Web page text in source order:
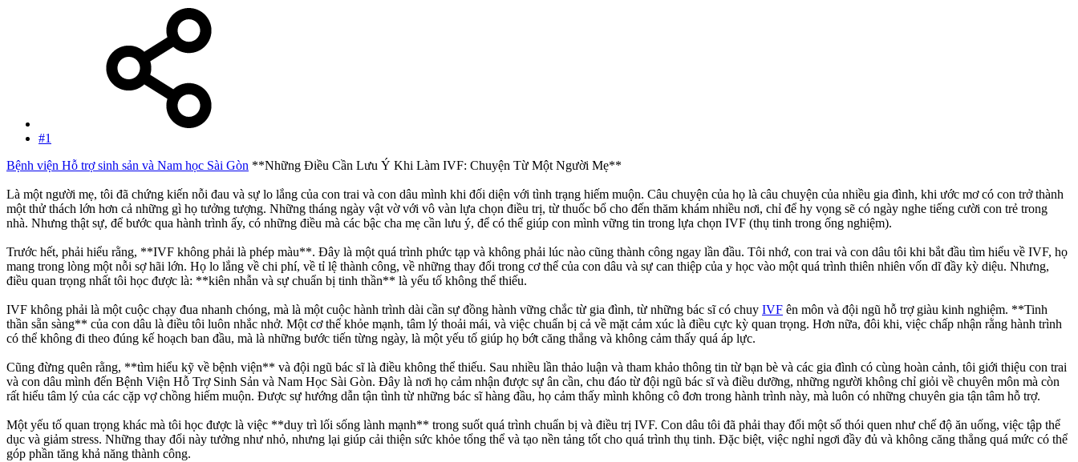
#1
Bệnh viện Hỗ trợ sinh sản và Nam học Sài Gòn **Những Điều Cần Lưu Ý Khi Làm IVF: Chuyện Từ Một Người Mẹ**
Là một người mẹ, tôi đã chứng kiến nỗi đau và sự lo lắng của con trai và con dâu mình khi đối diện với tình trạng hiếm muộn. Câu chuyện của họ là câu chuyện của nhiều gia đình, khi ước mơ có con trở thành
một thử thách lớn hơn cả những gì họ tưởng tượng. Những tháng ngày vật vờ với vô vàn lựa chọn điều trị, từ thuốc bổ cho đến thăm khám nhiều nơi, chỉ để hy vọng sẽ có ngày nghe tiếng cười con trẻ trong
nhà. Nhưng thật sự, để bước qua hành trình ấy, có những điều mà các bậc cha mẹ cần lưu ý, để có thể giúp con mình vững tin trong lựa chọn IVF (thụ tinh trong ống nghiệm).
Trước hết, phải hiểu rằng, **IVF không phải là phép màu**. Đây là một quá trình phức tạp và không phải lúc nào cũng thành công ngay lần đầu. Tôi nhớ, con trai và con dâu tôi khi bắt đầu tìm hiểu về IVF, họ
mang trong lòng một nỗi sợ hãi lớn. Họ lo lắng về chi phí, về tỉ lệ thành công, về những thay đổi trong cơ thể của con dâu và sự can thiệp của y học vào một quá trình thiên nhiên vốn dĩ đầy kỳ diệu. Nhưng,
điều quan trọng nhất tôi học được là: **kiên nhẫn và sự chuẩn bị tinh thần** là yếu tố không thể thiếu.
IVF không phải là một cuộc chạy đua nhanh chóng, mà là một cuộc hành trình dài cần sự đồng hành vững chắc từ gia đình, từ những bác sĩ có chuy IVF ên môn và đội ngũ hỗ trợ giàu kinh nghiệm. **Tinh
thần sẵn sàng** của con dâu là điều tôi luôn nhắc nhở. Một cơ thể khỏe mạnh, tâm lý thoải mái, và việc chuẩn bị cả về mặt cảm xúc là điều cực kỳ quan trọng. Hơn nữa, đôi khi, việc chấp nhận rằng hành trình
có thể không đi theo đúng kế hoạch ban đầu, mà là những bước tiến từng ngày, là một yếu tố giúp họ bớt căng thẳng và không cảm thấy quá áp lực.
Cũng đừng quên rằng, **tìm hiểu kỹ về bệnh viện** và đội ngũ bác sĩ là điều không thể thiếu. Sau nhiều lần thảo luận và tham khảo thông tin từ bạn bè và các gia đình có cùng hoàn cảnh, tôi giới thiệu con trai
và con dâu mình đến Bệnh Viện Hỗ Trợ Sinh Sản và Nam Học Sài Gòn. Đây là nơi họ cảm nhận được sự ân cần, chu đáo từ đội ngũ bác sĩ và điều dưỡng, những người không chỉ giỏi về chuyên môn mà còn
rất hiểu tâm lý của các cặp vợ chồng hiếm muộn. Được sự hướng dẫn tận tình từ những bác sĩ hàng đầu, họ cảm thấy mình không cô đơn trong hành trình này, mà luôn có những chuyên gia tận tâm hỗ trợ.
Một yếu tố quan trọng khác mà tôi học được là việc **duy trì lối sống lành mạnh** trong suốt quá trình chuẩn bị và điều trị IVF. Con dâu tôi đã phải thay đổi một số thói quen như chế độ ăn uống, việc tập thể
dục và giảm stress. Những thay đổi này tưởng như nhỏ, nhưng lại giúp cải thiện sức khỏe tổng thể và tạo nền tảng tốt cho quá trình thụ tinh. Đặc biệt, việc nghỉ ngơi đầy đủ và không căng thẳng quá mức có thể
góp phần tăng khả năng thành công.